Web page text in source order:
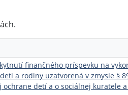
finančného príspevku na
a rodiny uzatvorená v zmysle §
ochrane detí a o sociálnej kuratele